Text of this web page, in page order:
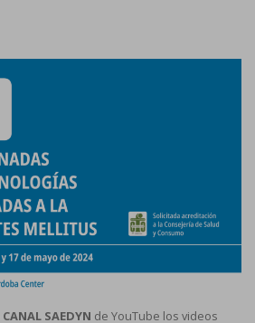
CANAL SAEDYN de YouTube los videos